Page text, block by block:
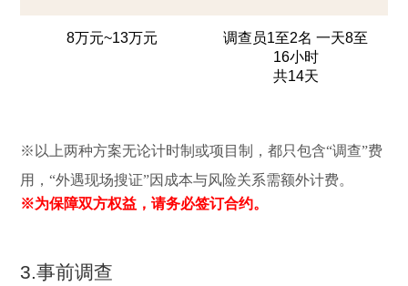
8万元~13万元
调查员1至2名 一天8至
16小时
共14天
※以上两种方案无论计时制或项目制，都只包含“调查”费
用，“外遇现场搜证”因成本与风险关系需额外计费。
※为保障双方权益，请务必签订合约。
3.事前调查